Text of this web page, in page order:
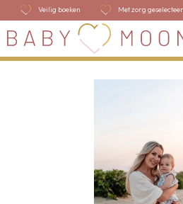
Veilig boeken Met zorg